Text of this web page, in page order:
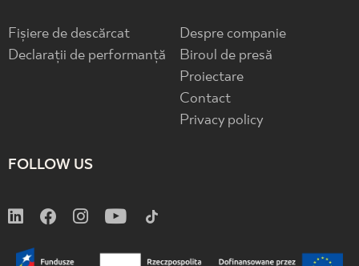
Fișiere de descărcat
Declarații de performanță
Despre companie
Biroul de presă
Proiectare
Contact
Privacy policy
FOLLOW US